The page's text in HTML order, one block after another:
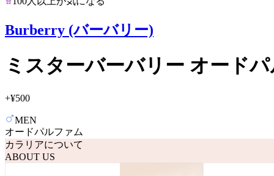
Burberry (バーバリー)
ミスターバーバリー オード
+¥500
MEN
オードパルファム
カラリアについて
ABOUT US